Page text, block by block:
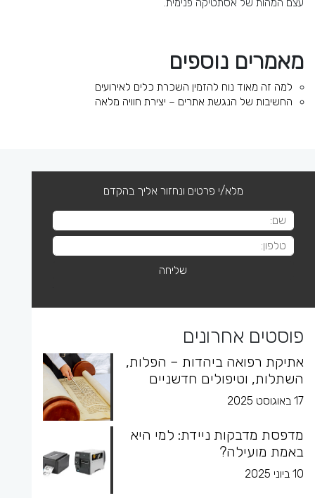
עצם המהות של אסתטיקה פנימית.
מאמרים נוספים
למה זה מאוד נוח להזמין השכרת כלים לאירועים
החשיבות של הנגשת אתרים – יצירת חוויה מלאה
מלא/י פרטים ונחזור אליך בהקדם
פוסטים אחרונים
אתיקת רפואה ביהדות – הפלות,
השתלות, וטיפולים חדשניים
17 באוגוסט 2025
מדפסת מדבקות ניידת: למי היא
באמת מועילה?
10 ביוני 2025